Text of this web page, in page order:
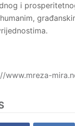
i
www.mreza-